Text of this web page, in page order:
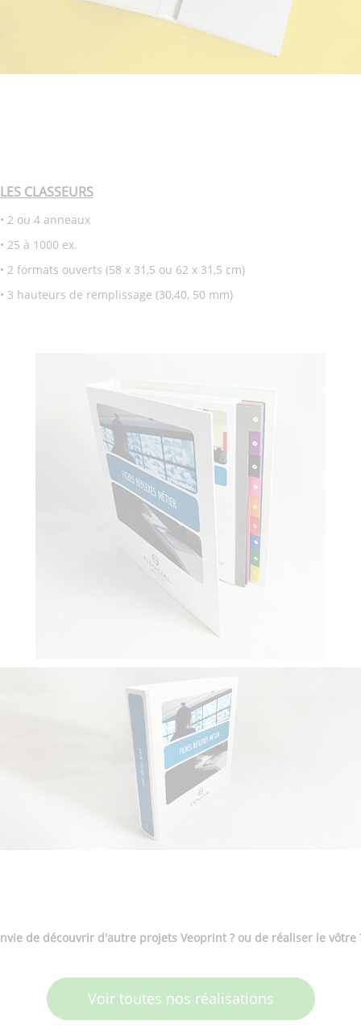
LES CLASSEURS
• 2 ou 4 anneaux
• 25 à 1000 ex.
• 2 formats ouverts (58 x 31,5 ou 62 x 31,5 cm)
• 3 hauteurs de remplissage (30,40, 50 mm)
de découvrir d'autre projets Veoprint ? ou de réaliser le vôtre
Voir toutes nos réalisations